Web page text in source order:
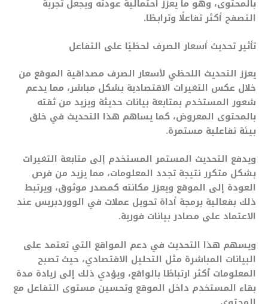
بالمحتوى، وهو ما يعزز احتمالية عودته ويجعل تجربة
التصفح أكثر تفاعلًا وترابطًا.
تأثير تحديث أسعار الصرف لحظيًا على التفاعل
يعزز التحديث اللحظي لأسعار الصرف مصداقية الموقع من
خلال عكس التغيرات الاقتصادية بشكل مباشر، مما يدعم
شعور المستخدم بمتابعة بيانات حديثة ويزيد من ثقته
بالمحتوى المعروض، كما يساهم هذا التحديث في خلق
بيئة تفاعلية مستمرة.
ويدفع التحديث المستمر المستخدم إلى متابعة التغيرات
بشكل متكرر نتيجة تجدد المعلومات، مما يزيد من فرص
العودة إلى الموقع ويعزز مكانته كمصدر موثوق، ويرتبط
ذلك بفعالية برمجة أداة تحويل عملات في الووردبريس عند
الاعتماد على مصادر بيانات فورية.
ويسهم هذا التحديث في دعم المواقع التي تعتمد على
البيانات المباشرة مثل التحليل الاقتصادي، حيث تصبح
المعلومات أكثر ارتباطًا بالواقع، ويؤدي ذلك إلى زيادة مدة
بقاء المستخدم داخل الموقع وتحسين مستوى التفاعل مع